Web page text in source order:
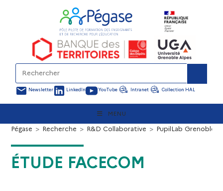
Newsletter LinkedIn YouTube Intranet Collection HAL
MENU
ÉTUDE FACECOM
Pégase > Recherche > R&D Collaborative > PupilLab Grenoble